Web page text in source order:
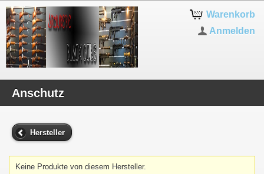
Warenkorb
Anmelden
Anschutz
Hersteller
Keine Produkte von diesem Hersteller.